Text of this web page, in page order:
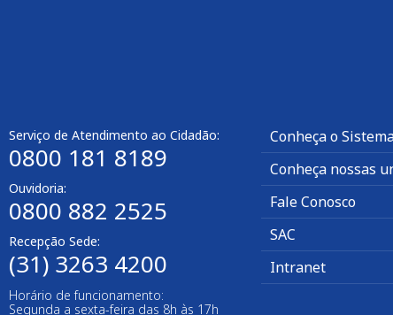
Serviço de Atendimento ao Cidadão:
0800 181 8189
Ouvidoria:
0800 882 2525
Recepção Sede:
(31) 3263 4200
Horário de funcionamento:
Segunda a sexta-feira das 8h às 17h
Conheça o
Conheça nossas
Fale Conosco
SAC
Intranet